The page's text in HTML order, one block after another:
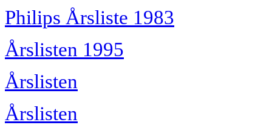
Philips Årsliste 1983
Årslisten 1995
Årslisten
Årslisten